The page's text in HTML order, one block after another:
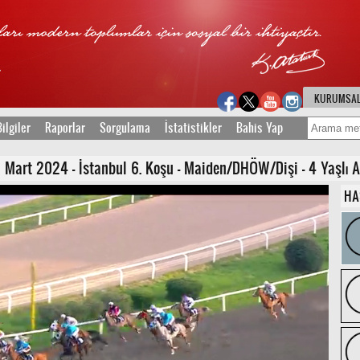
KURUMSAL
Raporlar Sorgulama İstatistikler Bahis Yap
Mart 2024 - İstanbul 6. Koşu - Maiden/DHÖW/Dişi - 4 Yaşlı